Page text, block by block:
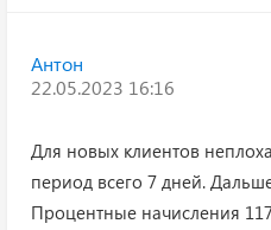
Антон
22.05.2023 16:16
Для новых клиентов
период всего 7 дней.
Процентные начисления